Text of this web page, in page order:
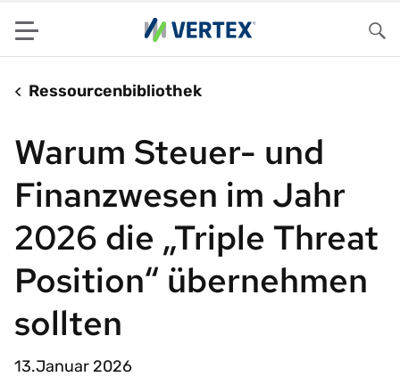
Menu
Ressourcenbibliothek
Warum Steuer- und
Finanzwesen im Jahr
2026 die „Triple Threat
Position“ übernehmen
sollten
13.Januar 2026